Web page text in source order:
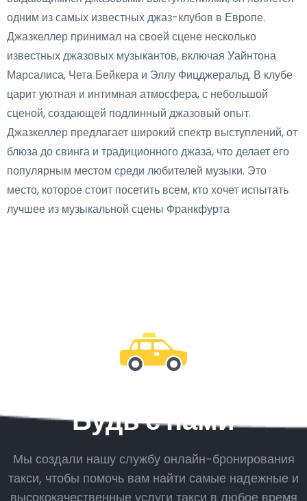
одним из самых известных джаз-клубов в Европе.
Джазкеллер принимал на своей сцене несколько
известных джазовых музыкантов, включая Уайнтона
Марсалиса, Чета Бейкера и Эллу Фицджеральд. В клубе
царит уютная и интимная атмосфера, с небольшой
сценой, создающей подлинный джазовый опыт.
Джазкеллер предлагает широкий спектр выступлений, от
блюза до свинга и традиционного джаза, что делает его
популярным местом среди любителей музыки. Это
место, которое стоит посетить всем, кто хочет испытать
лучшее из музыкальной сцены Франкфурта
Будь с нами
Мы создали нашу службу онлайн-бронирования
такси, чтобы помочь вам найти самые надежные и
высококачественные услуги такси в любое время